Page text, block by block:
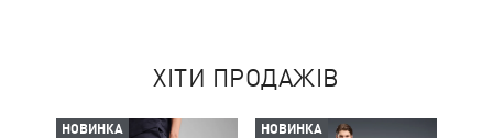
ХІТИ ПРОДАЖІВ
НОВИНКА НОВИНКА